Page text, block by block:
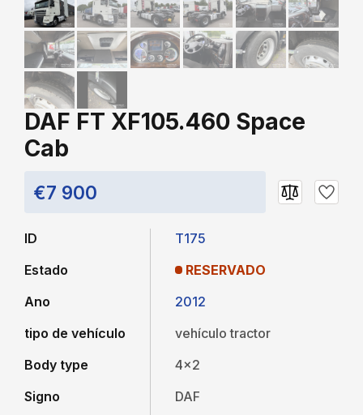
DAF FT XF105.460 Space
Cab
€7 900
ID
Estado
Ano
tipo de vehículo
Body type
Signo
T175
RESERVADO
2012
vehículo tractor
4x2
DAF